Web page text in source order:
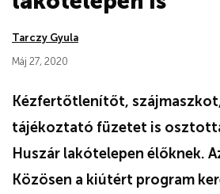
Tarczy Gyula
Máj 27, 2020
Kézfertőtlenítőt,
tájékoztató füzetet is
Huszár lakótelepen élőknek.
Közösen a kiútért program